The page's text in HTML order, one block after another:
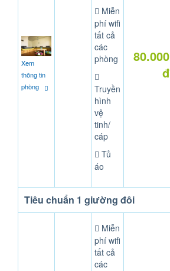
Xem
thông tin
phòng
Miễn
phí wifi
tất cả
các
phòng
Truyền
hình
vệ
tinh/
cáp
Tủ
áo
80.000
đ
Tiêu chuẩn 1 giường đôi
Miễn
phí wifi
tất cả
các